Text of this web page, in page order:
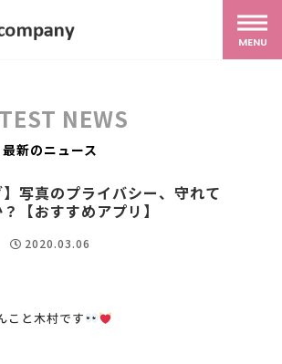
MENU
NEWS
最新のニュース
】写真のプライバシー、守れて
【おすすめアプリ】
2020.03.06
こと木村です